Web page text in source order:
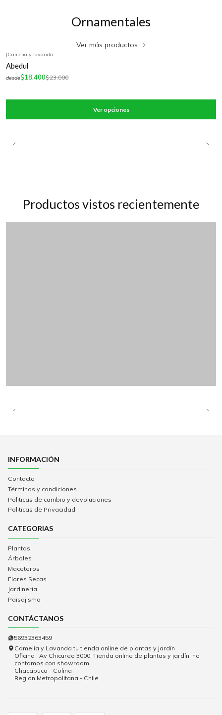
Ornamentales
Ver más productos
|Camelia y lavanda
Abedul
desde$18.400$23.000
Ver opciones
Productos vistos recientemente
INFORMACIÓN
Contacto
Términos y condiciones
Politicas de cambio y devoluciones
Politicas de Privacidad
CATEGORIAS
Plantas
Árboles
Maceteros
Flores Secas
Jardinería
Paisajismo
CONTÁCTANOS
56932363459
Camelia y Lavanda tu tienda online de plantas y jardín
Oficina : Av Chicureo 3000, Tienda online de plantas y jardín, no
contamos con showroom
Chacabuco - Colina
Región Metropolitana - Chile